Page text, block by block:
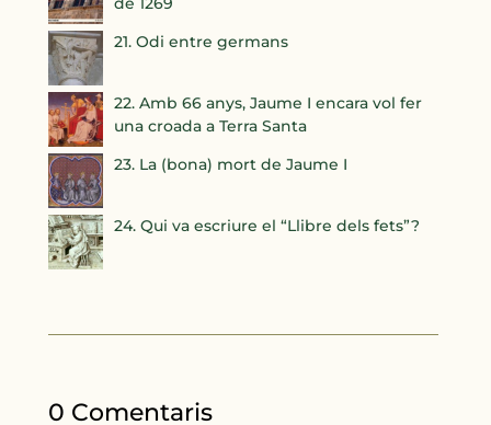
21. Odi entre germans
22. Amb 66 anys, Jaume I encara vol fer
una croada a Terra Santa
23. La (bona) mort de Jaume I
24. Qui va escriure el “Llibre dels fets”?
0 Comentaris